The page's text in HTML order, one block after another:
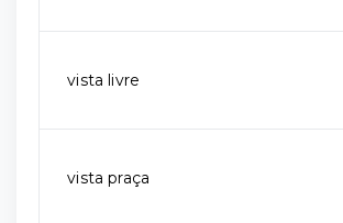
vista livre
vista praça